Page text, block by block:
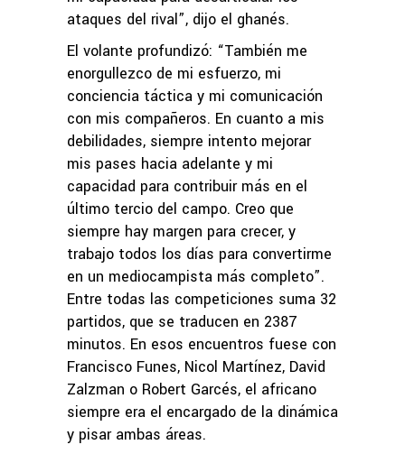
ataques del rival”, dijo el ghanés.
El volante profundizó: “También me
enorgullezco de mi esfuerzo, mi
conciencia táctica y mi comunicación
con mis compañeros. En cuanto a mis
debilidades, siempre intento mejorar
mis pases hacia adelante y mi
capacidad para contribuir más en el
último tercio del campo. Creo que
siempre hay margen para crecer, y
trabajo todos los días para convertirme
en un mediocampista más completo”.
Entre todas las competiciones suma 32
partidos, que se traducen en 2387
minutos. En esos encuentros fuese con
Francisco Funes, Nicol Martínez, David
Zalzman o Robert Garcés, el africano
siempre era el encargado de la dinámica
y pisar ambas áreas.